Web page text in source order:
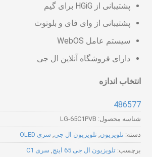
پشتیبانی از HGiG برای گیم
پشتیبانی از وای فای و بلوتوث
سیستم عامل WebOS
دارای فروشگاه آنلاین ال جی
انتخاب اندازه
77
65
48
شناسه محصول: LG-65C1PVB
دسته: تلویزیون, تلویزیون ال جی, سری OLED
برچسب: تلویزیون ال جی 65 اینچ , سری C1